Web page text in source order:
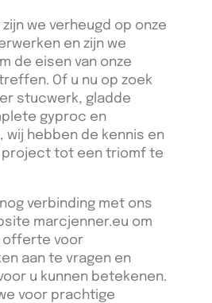
we verheugd op onze
en zijn we
de eisen van onze
Of u nu op zoek
stucwerk, gladde
gyproc en
wij hebben de kennis en
project tot een triomf te
verbinding met ons
marcjenner.eu om
offerte voor
aan te vragen en
u kunnen betekenen.
voor prachtige